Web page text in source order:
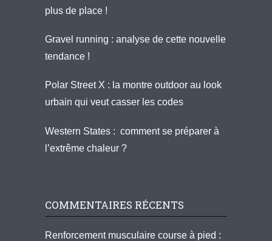
plus de place !
Gravel running : analyse de cette nouvelle
tendance !
Polar Street X : la montre outdoor au look
urbain qui veut casser les codes
Western States : comment se préparer à
l’extrême chaleur ?
COMMENTAIRES RÉCENTS
Renforcement musculaire course à pied :